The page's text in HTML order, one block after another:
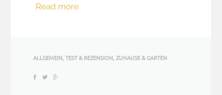
Read more
ALLGEMEIN,TEST & REZENSION,ZUHAUSE & GARTEN